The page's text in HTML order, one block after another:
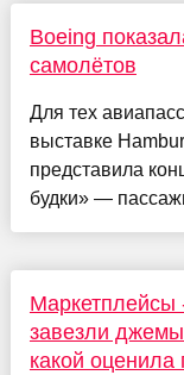
Boeing
самолётов
Для тех
выставке
представила
будки» —
Маркетплейсы
завезли джемы
какой